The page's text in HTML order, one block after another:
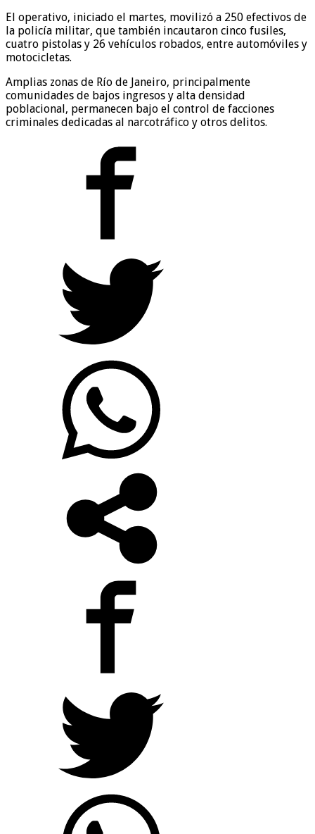
El operativo, iniciado el martes, movilizó a 250 efectivos de
la policía militar, que también incautaron cinco fusiles,
cuatro pistolas y 26 vehículos robados, entre automóviles y
motocicletas.
Amplias zonas de Río de Janeiro, principalmente
comunidades de bajos ingresos y alta densidad
poblacional, permanecen bajo el control de facciones
criminales dedicadas al narcotráfico y otros delitos.